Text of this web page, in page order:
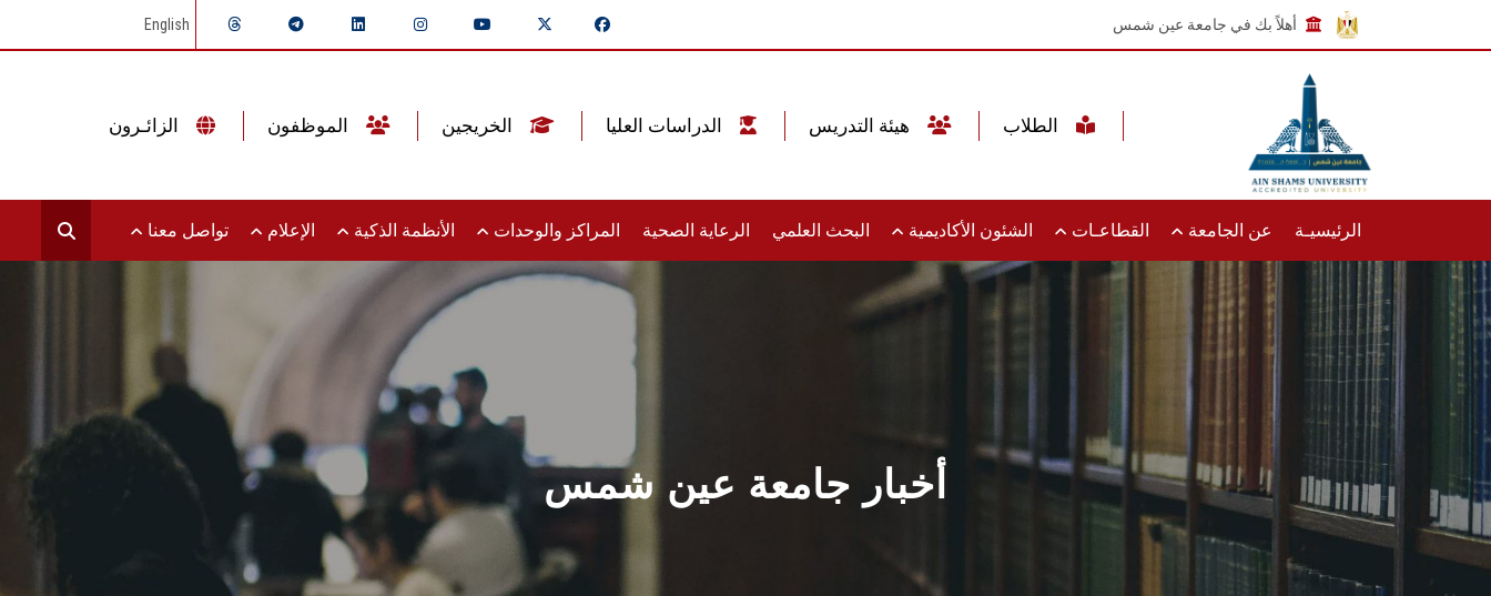
أهلاً بك في جامعة عين شمس English
الرئيسيـة عن الجامعة القطاعـات الشئون الأكاديمية البحث العلمي الرعاية الصحية المراكز والوحدات الأنظمة الذكية الإعلام تواصل معنا
أخبار جامعة عين شمس